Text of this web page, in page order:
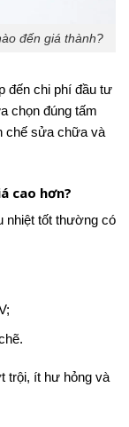
đến giá thành?
đến chi phí đầu tư
chọn đúng tấm
chế sửa chữa và
cao hơn?
nhiệt tốt thường có
trội, ít hư hỏng và